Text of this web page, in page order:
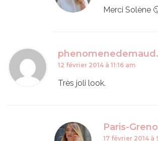
Merci Solène
12 février 2014 à 11:16 am
Très joli look.
Paris-
17 février 2014 à